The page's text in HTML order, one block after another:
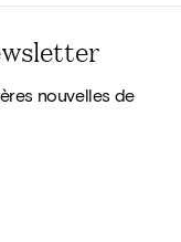
nouvelles de